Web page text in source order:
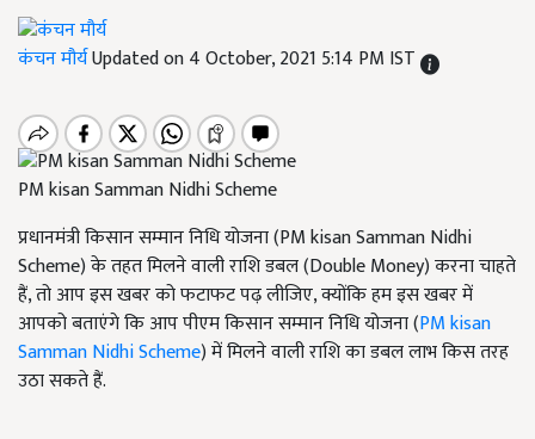
कंचन मौर्यUpdated on 4 October, 2021 5:14 PM IST
PM kisan Samman Nidhi Scheme
प्रधानमंत्री किसान सम्मान निधि योजना (PM kisan Samman Nidhi
Scheme) के तहत मिलने वाली राशि डबल (Double Money) करना चाहते
हैं, तो आप इस खबर को फटाफट पढ़ लीजिए, क्योंकि हम इस खबर में
आपको बताएंगे कि आप पीएम किसान सम्मान निधि योजना (PM kisan
Samman Nidhi Scheme) में मिलने वाली राशि का डबल लाभ किस तरह
उठा सकते हैं.